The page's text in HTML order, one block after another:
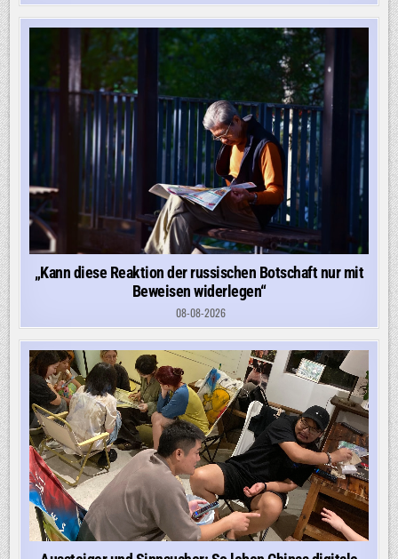
„Kann diese Reaktion der russischen Botschaft nur mit
Beweisen widerlegen“
08-08-2026